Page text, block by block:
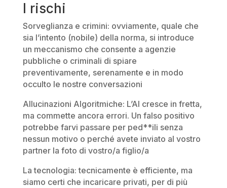
I rischi
Sorveglianza e crimini: ovviamente, quale che
sia l’intento (nobile) della norma, si introduce
un meccanismo che consente a agenzie
pubbliche o criminali di spiare
preventivamente, serenamente e in modo
occulto le nostre conversazioni
Allucinazioni Algoritmiche: L’AI cresce in fretta,
ma commette ancora errori. Un falso positivo
potrebbe farvi passare per ped**ili senza
nessun motivo o perché avete inviato al vostro
partner la foto di vostro/a figlio/a
La tecnologia: tecnicamente è efficiente, ma
siamo certi che incaricare privati, per di più